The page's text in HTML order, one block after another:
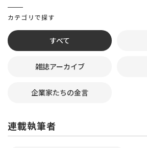
カテゴリで探す
すべて
雑誌アーカイブ
企業家たちの金言
連載執筆者